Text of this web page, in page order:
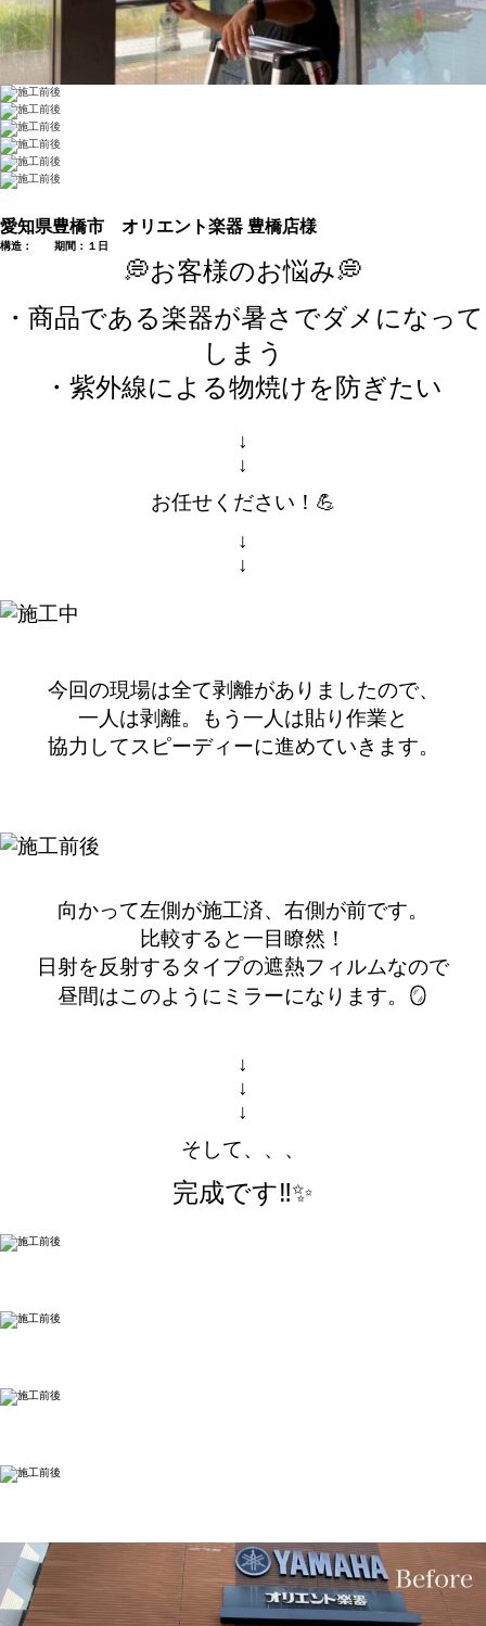
愛知県豊橋市 オリエント楽器 豊橋店様
構造： 期間：１日
💭お客様のお悩み💭
・商品である楽器が暑さでダメになって
しまう
・紫外線による物焼けを防ぎたい
↓
↓
お任せください！💪
↓
↓
今回の現場は全て剥離がありましたので、
一人は剥離。もう一人は貼り作業と
協力してスピーディーに進めていきます。
向かって左側が施工済、右側が前です。
比較すると一目瞭然！
日射を反射するタイプの遮熱フィルムなので
昼間はこのようにミラーになります。🪞
↓
↓
↓
そして、、、
完成です‼✨